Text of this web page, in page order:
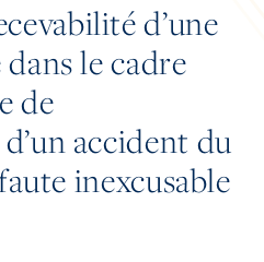
d’une
le cadre
de
accident du
inexcusable